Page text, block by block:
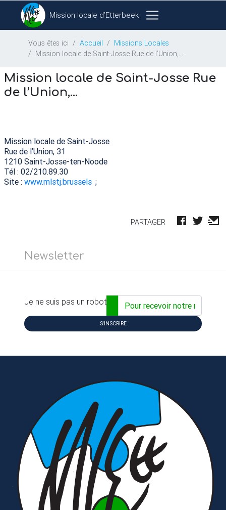
Mission locale d’Etterbeek
Vous êtes ici Accueil
Missions Locales
Mission locale de Saint-Josse Rue de l’Union,...
Mission locale de Saint-Josse Rue
de l’Union,...
Mission locale de Saint-Josse
Rue de l’Union, 31
1210 Saint-Josse-ten-Noode
Tél : 02/210.89.30
Site : www.mlstj.brussels ;
PARTAGER
Newsletter
Adresse email...
Je ne suis pas un robot
S'INSCRIRE